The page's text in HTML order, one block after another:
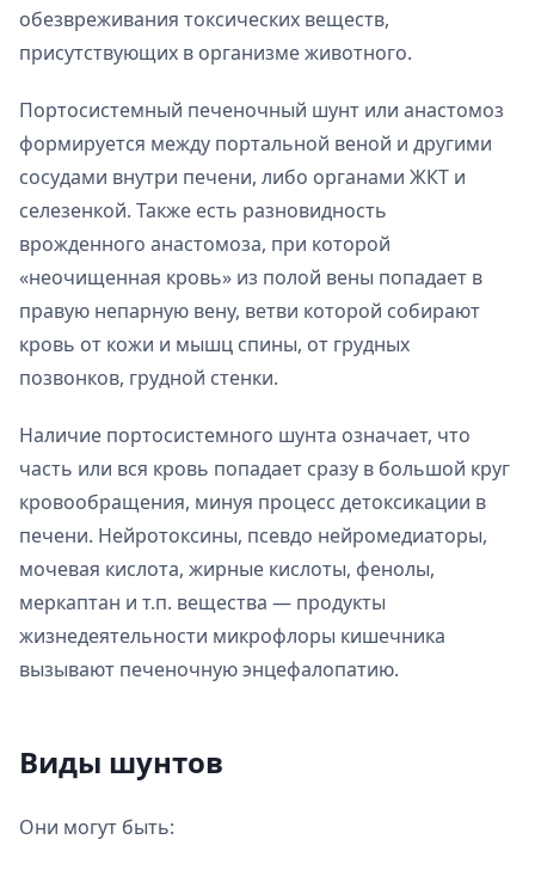
обезвреживания токсических веществ,
присутствующих в организме животного.
Портосистемный печеночный шунт или анастомоз
формируется между портальной веной и другими
сосудами внутри печени, либо органами ЖКТ и
селезенкой. Также есть разновидность
врожденного анастомоза, при которой
«неочищенная кровь» из полой вены попадает в
правую непарную вену, ветви которой собирают
кровь от кожи и мышц спины, от грудных
позвонков, грудной стенки.
Наличие портосистемного шунта означает, что
часть или вся кровь попадает сразу в большой круг
кровообращения, минуя процесс детоксикации в
печени. Нейротоксины, псевдо нейромедиаторы,
мочевая кислота, жирные кислоты, фенолы,
меркаптан и т.п. вещества — продукты
жизнедеятельности микрофлоры кишечника
вызывают печеночную энцефалопатию.
Виды шунтов
Они могут быть: